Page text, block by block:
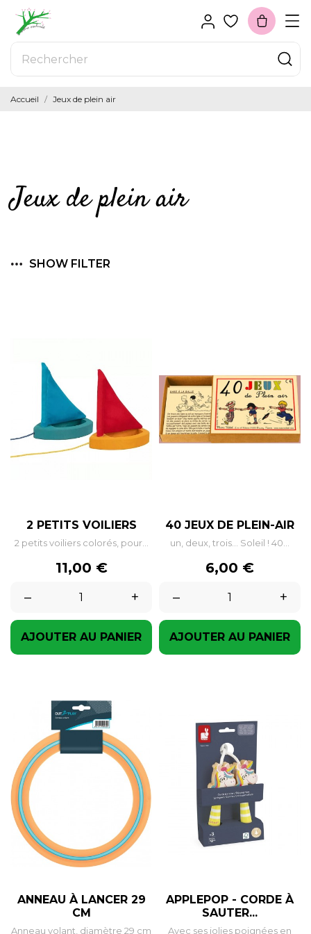
Accueil Jeux de plein air
Jeux de plein air
SHOW FILTER
2 PETITS VOILIERS
2 petits voiliers colorés, pour...
Prix
11,00 €
–
+
AJOUTER AU PANIER
40 JEUX DE PLEIN-AIR
un, deux, trois... Soleil ! 40...
Prix
6,00 €
–
+
AJOUTER AU PANIER
ANNEAU À LANCER 29
CM
Anneau volant, diamètre 29 cm
APPLEPOP - CORDE À
SAUTER...
Avec ses jolies poignées en